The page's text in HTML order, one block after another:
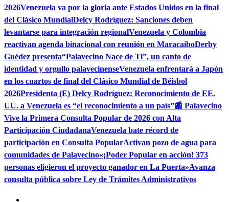
2026Venezuela va por la gloria ante Estados Unidos en la final
del Clásico MundialDelcy Rodríguez: Sanciones deben
levantarse para integración regionalVenezuela y Colombia
reactivan agenda binacional con reunión en MaracaiboDerby
Guédez presenta“Palavecino Nace de Ti”, un canto de
identidad y orgullo palavecinenseVenezuela enfrentará a Japón
en los cuartos de final del Clásico Mundial de Béisbol
2026Presidenta (E) Delcy Rodríguez: Reconocimiento de EE.
UU. a Venezuela es “el reconocimiento a un país”📰 Palavecino
Vive la Primera Consulta Popular de 2026 con Alta
Participación CiudadanaVenezuela bate récord de
participación en Consulta PopularActivan pozo de agua para
comunidades de Palavecino«¡Poder Popular en acción! 373
personas eligieron el proyecto ganador en La Puerta»Avanza
consulta pública sobre Ley de Trámites Administrativos